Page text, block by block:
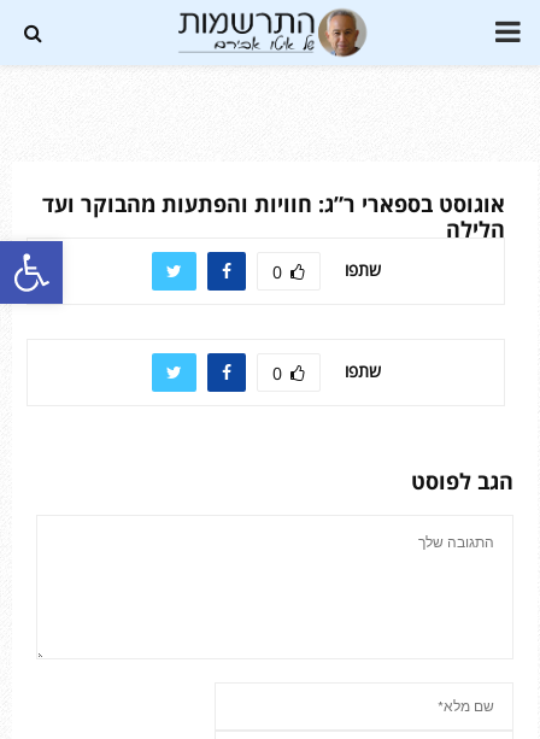
פתח סרגל נגישות
PRIMARY
אוגוסט בספארי ר”ג: חוויות והפתעות מהבוקר ועד
הלילה
שתפו 0
שתפו 0
הגב לפוסט